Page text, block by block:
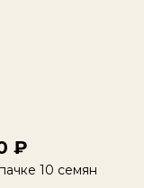
10 семян